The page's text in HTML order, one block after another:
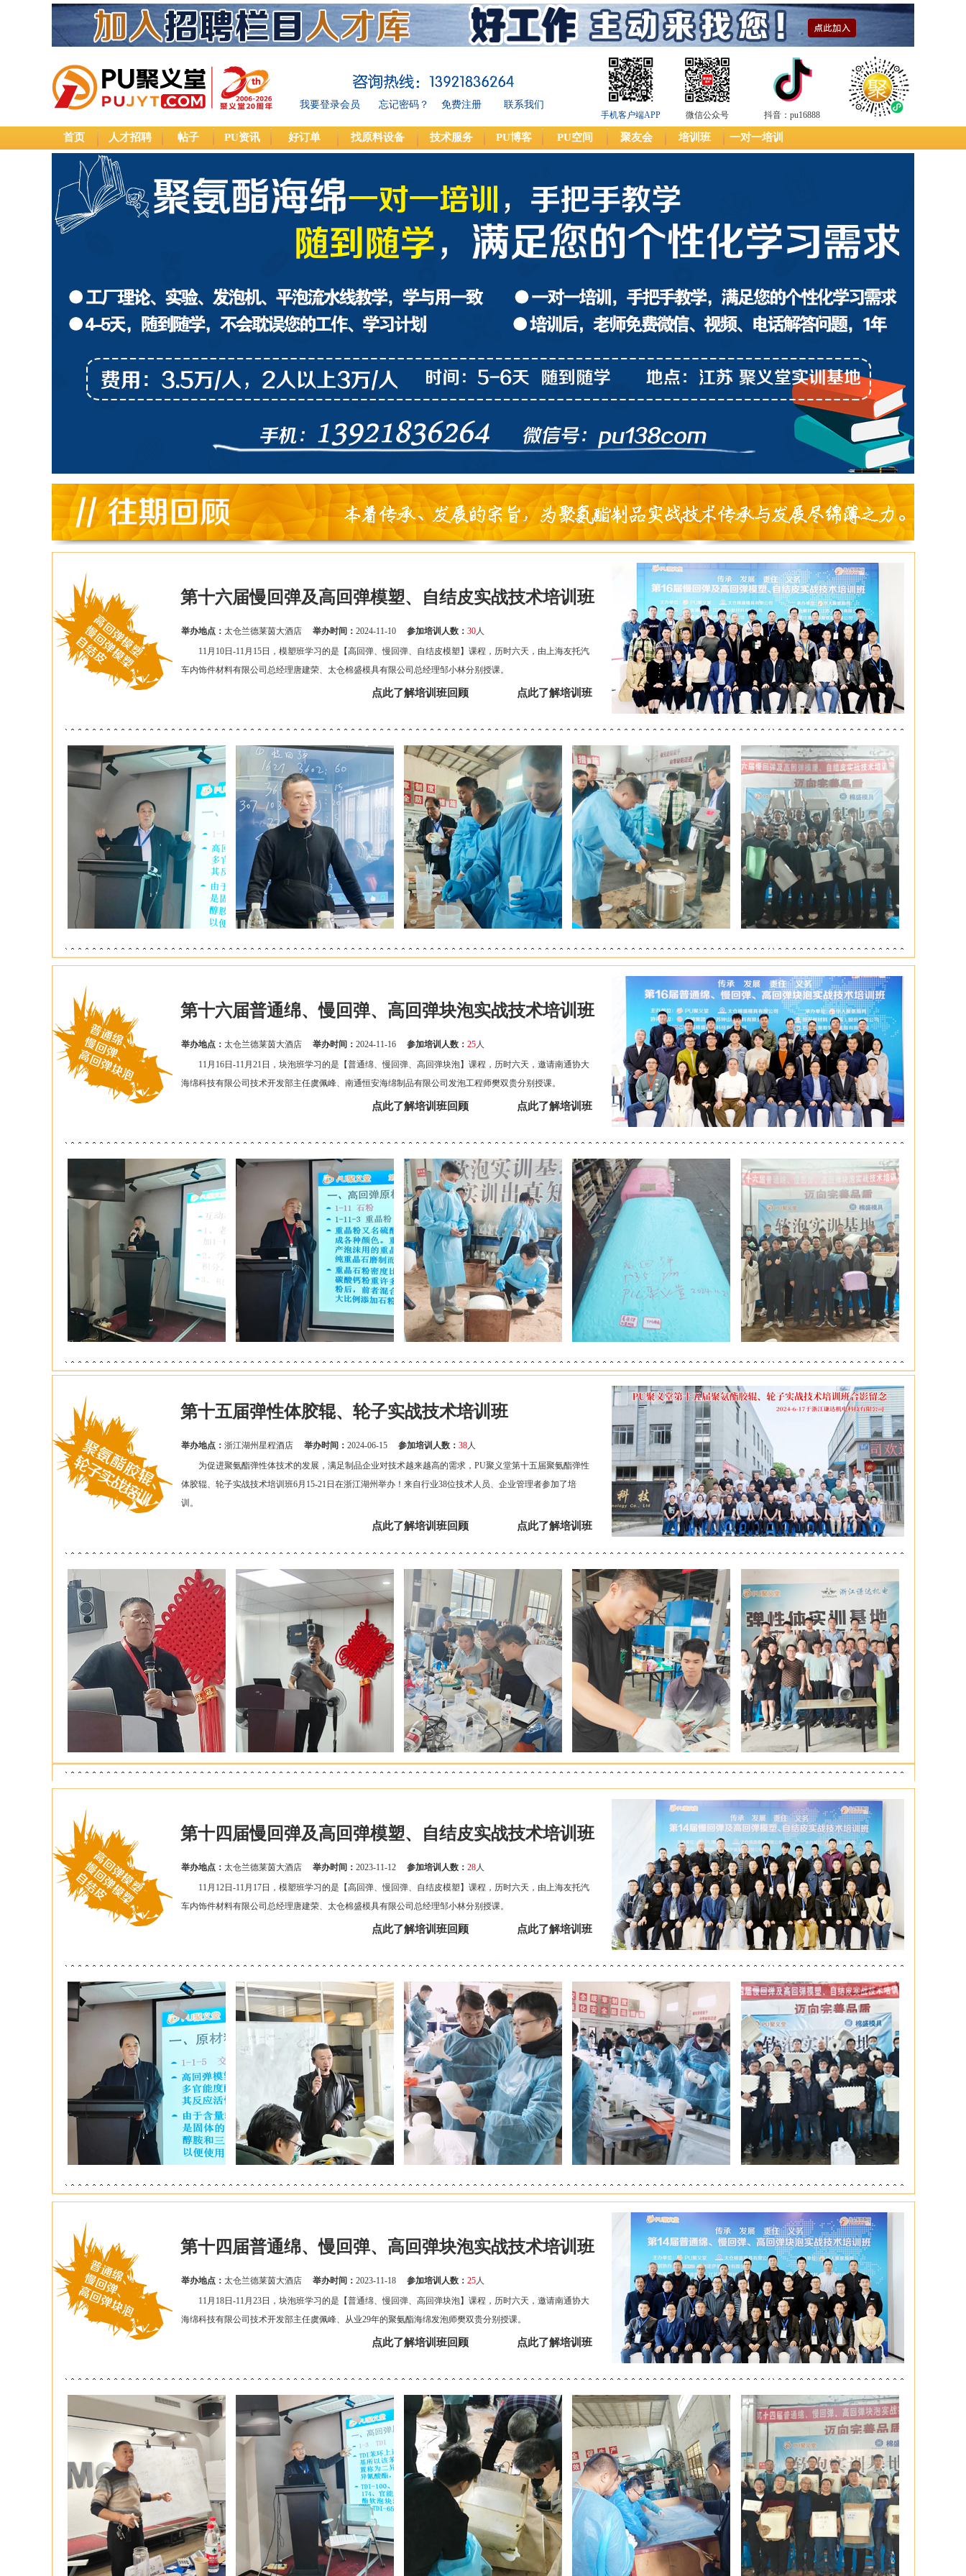
我要登录会员 忘记密码？ 免费注册 联系我们
手机客户端APP 微信公众号 抖音：pu16888
首页 人才招聘 帖子 PU资讯 好订单 找原料设备 技术服务 PU博客 PU空间 聚友会 培训班 一对一培训
第十六届慢回弹及高回弹模塑、自结皮实战技术培训班
举办地点： 太仓兰德莱茵大酒店 举办时间： 2024-11-10 参加培训人数： 30人
11月10日-11月15日，模塑班学习的是【高回弹、慢回弹、自结皮模塑】课程，历时六天，由上海友托汽
车内饰件材料有限公司总经理唐建荣、太仓棉盛模具有限公司总经理邹小林分别授课。
点此了解培训班回顾 点此了解培训班
第十六届普通绵、慢回弹、高回弹块泡实战技术培训班
举办地点： 太仓兰德莱茵大酒店 举办时间： 2024-11-16 参加培训人数： 25人
11月16日-11月21日，块泡班学习的是【普通绵、慢回弹、高回弹块泡】课程，历时六天，邀请南通协大
海绵科技有限公司技术开发部主任虞佩峰、南通恒安海绵制品有限公司发泡工程师樊双贵分别授课。
点此了解培训班回顾 点此了解培训班
第十五届弹性体胶辊、轮子实战技术培训班
举办地点： 浙江湖州星程酒店 举办时间： 2024-06-15 参加培训人数： 38人
为促进聚氨酯弹性体技术的发展，满足制品企业对技术越来越高的需求，PU聚义堂第十五届聚氨酯弹性
体胶辊、轮子实战技术培训班6月15-21日在浙江湖州举办！来自行业38位技术人员、企业管理者参加了培
训。
点此了解培训班回顾 点此了解培训班
第十四届慢回弹及高回弹模塑、自结皮实战技术培训班
举办地点： 太仓兰德莱茵大酒店 举办时间： 2023-11-12 参加培训人数： 28人
11月12日-11月17日，模塑班学习的是【高回弹、慢回弹、自结皮模塑】课程，历时六天，由上海友托汽
车内饰件材料有限公司总经理唐建荣、太仓棉盛模具有限公司总经理邹小林分别授课。
点此了解培训班回顾 点此了解培训班
第十四届普通绵、慢回弹、高回弹块泡实战技术培训班
举办地点： 太仓兰德莱茵大酒店 举办时间： 2023-11-18 参加培训人数： 25人
11月18日-11月23日，块泡班学习的是【普通绵、慢回弹、高回弹块泡】课程，历时六天，邀请南通协大
海绵科技有限公司技术开发部主任虞佩峰、从业29年的聚氨酯海绵发泡师樊双贵分别授课。
点此了解培训班回顾 点此了解培训班